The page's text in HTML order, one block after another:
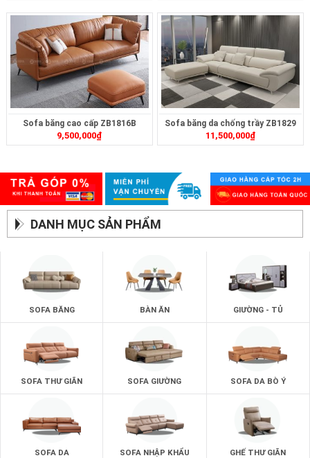
Sofa băng cao cấp ZB1816B
9,500,000₫
Sofa băng da chống trầy ZB1829
11,500,000₫
DANH MỤC SẢN PHẨM
SOFA BĂNG BÀN ĂN GIƯỜNG - TỦ
SOFA THƯ GIÃN SOFA GIƯỜNG SOFA DA BÒ Ý
SOFA DA SOFA NHẬP KHẨU GHẾ THƯ GIÃN